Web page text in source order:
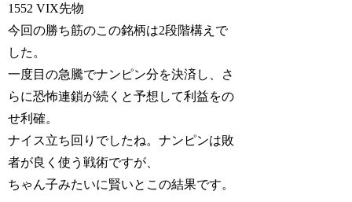
1552 VIX先物
今回の勝ち筋のこの銘柄は2段階構えで
した。
一度目の急騰でナンピン分を決済し、さ
らに恐怖連鎖が続くと予想して利益をの
せ利確。
ナイス立ち回りでしたね。ナンピンは敗
者が良く使う戦術ですが、
ちゃん子みたいに賢いとこの結果です。